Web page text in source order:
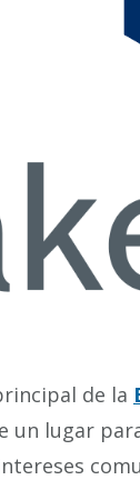
de la
un lugar